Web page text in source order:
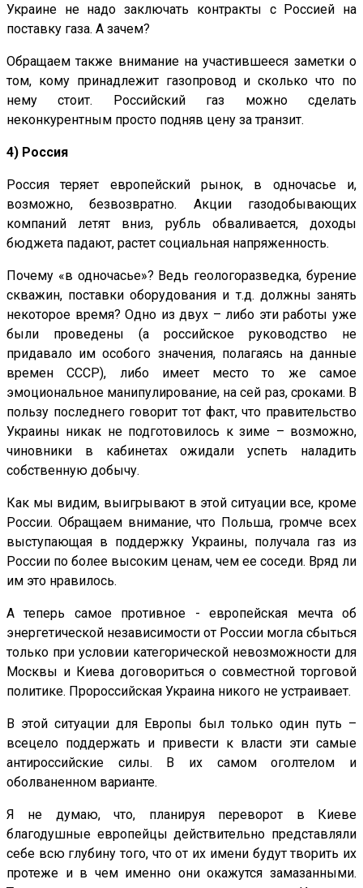
Украине не надо заключать контракты с Россией на
поставку газа. А зачем?
Обращаем также внимание на участившееся заметки о
том, кому принадлежит газопровод и сколько что по
нему стоит. Российский газ можно сделать
неконкурентным просто подняв цену за транзит.
4) Россия
Россия теряет европейский рынок, в одночасье и,
возможно, безвозвратно. Акции газодобывающих
компаний летят вниз, рубль обваливается, доходы
бюджета падают, растет социальная напряженность.
Почему «в одночасье»? Ведь геологоразведка, бурение
скважин, поставки оборудования и т.д. должны занять
некоторое время? Одно из двух – либо эти работы уже
были проведены (а российское руководство не
придавало им особого значения, полагаясь на данные
времен СССР), либо имеет место то же самое
эмоциональное манипулирование, на сей раз, сроками. В
пользу последнего говорит тот факт, что правительство
Украины никак не подготовилось к зиме – возможно,
чиновники в кабинетах ожидали успеть наладить
собственную добычу.
Как мы видим, выигрывают в этой ситуации все, кроме
России. Обращаем внимание, что Польша, громче всех
выступающая в поддержку Украины, получала газ из
России по более высоким ценам, чем ее соседи. Вряд ли
им это нравилось.
А теперь самое противное - европейская мечта об
энергетической независимости от России могла сбыться
только при условии категорической невозможности для
Москвы и Киева договориться о совместной торговой
политике. Пророссийская Украина никого не устраивает.
В этой ситуации для Европы был только один путь –
всецело поддержать и привести к власти эти самые
антироссийские силы. В их самом оголтелом и
оболваненном варианте.
Я не думаю, что, планируя переворот в Киеве
благодушные европейцы действительно представляли
себе всю глубину того, что от их имени будут творить их
протеже и в чем именно они окажутся замазанными.